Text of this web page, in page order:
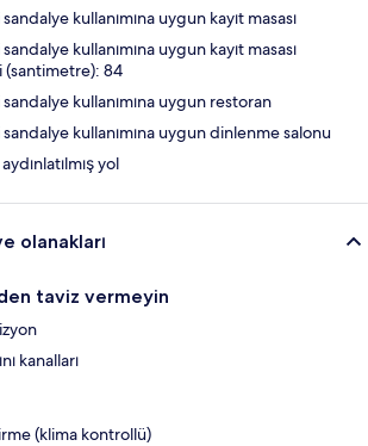
kullanımına uygun kayıt masası
kullanımına uygun kayıt masası
(santimetre): 84
kullanımına uygun restoran
kullanımına uygun dinlenme salonu
yol
olanakları
taviz vermeyin
kanalları
(klima kontrollü)